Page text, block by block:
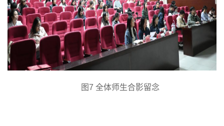
图7 全体师生合影留念